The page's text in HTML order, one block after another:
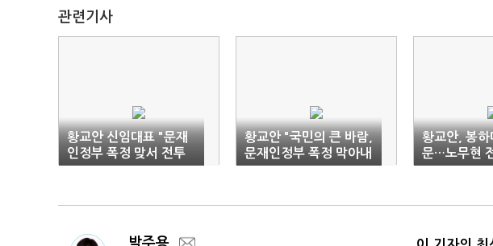
관련기사
황교안 신임대표 "문재
인정부 폭정 맞서 전투
시작할 것"
황교안 "국민의 큰 바람,
문재인정부 폭정 막아내
란 것"
황교안, 봉하
문…노무현
묘역 참배
박주용